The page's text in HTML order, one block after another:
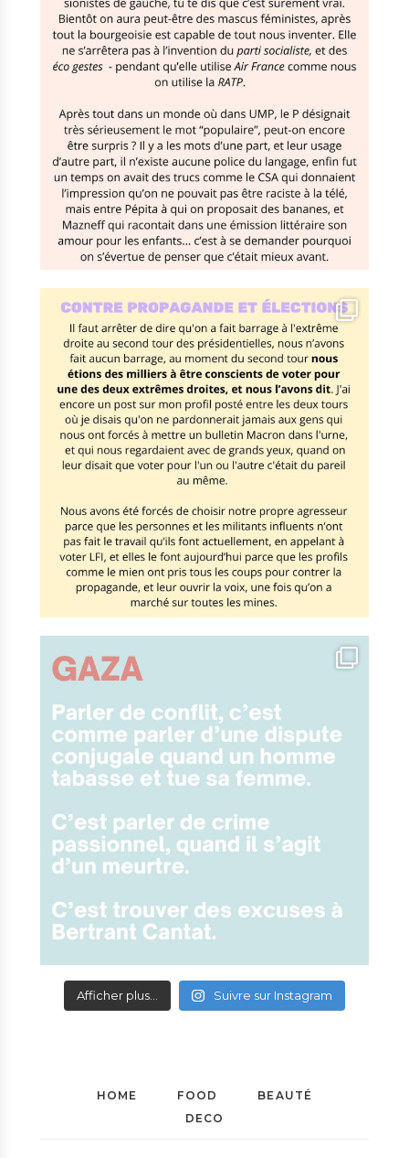
Afficher plus... Suivre sur Instagram
HOME FOOD
BEAUTÉ
DECO